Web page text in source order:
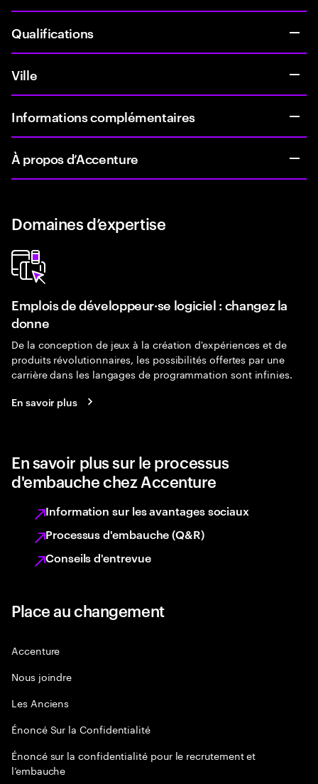
Qualifications
Ville
Informations complémentaires
À propos d’Accenture
Domaines d’expertise
Emplois de développeur·se logiciel : changez la
donne
De la conception de jeux à la création d'expériences et de
produits révolutionnaires, les possibilités offertes par une
carrière dans les langages de programmation sont infinies.
En savoir plus
En savoir plus sur le processus
d'embauche chez Accenture
Information sur les avantages sociaux
Processus d'embauche (Q&R)
Conseils d'entrevue
Place au changement
Accenture
Nous joindre
Les Anciens
Énoncé Sur la Confidentialité
Énoncé sur la confidentialité pour le recrutement et
l’embauche